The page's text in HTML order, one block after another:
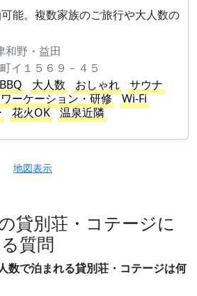
能。複数家族のご旅行や大人数の
和野・益田
イ１５６９－４５
BBQ 大人数 おしゃれ
サウナ
ーケーション・研修
Wi-Fi
花火OK
温泉近隣
地図表示
貸別荘・コテージに
質問
数で泊まれる貸別荘・コテージは何